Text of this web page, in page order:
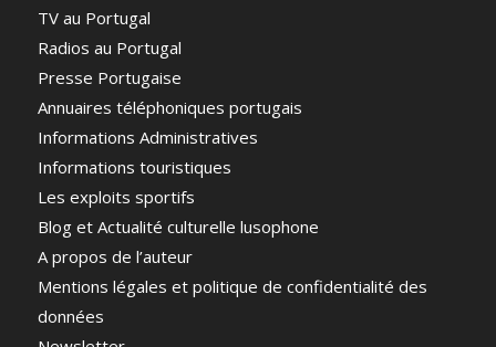
TV au Portugal
Radios au Portugal
Presse Portugaise
Annuaires téléphoniques portugais
Informations Administratives
Informations touristiques
Les exploits sportifs
Blog et Actualité culturelle lusophone
A propos de l’auteur
Mentions légales et politique de confidentialité des
données